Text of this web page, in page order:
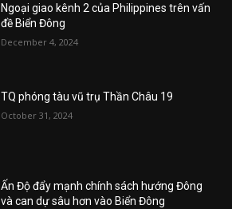
Ngoại giao kênh 2 của Philippines trên vấn
đề Biển Đông
December 4, 2024
TQ phóng tàu vũ trụ Thần Châu 19
October 31, 2024
Ấn Độ đẩy mạnh chính sách hướng Đông
và can dự sâu hơn vào Biển Đông